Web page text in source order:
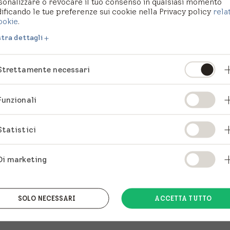
le tue preferenze sui cookie nella Privacy policy
.
dettagli
necessari
marketing
SOLO NECESSARI ACCETTA TUTTO
che stavi
Continua la tua ricerca